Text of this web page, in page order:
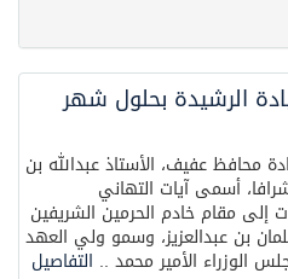
الرشيدة بحلول شهر
محافظ عفيف، الأستاذ عبدالله بن
أسمى آيات التهاني
إلى مقام خادم الحرمين الشريفين
بن عبدالعزيز، وسمو ولي العهد
الوزراء الأمير محمد .. التفاصيل